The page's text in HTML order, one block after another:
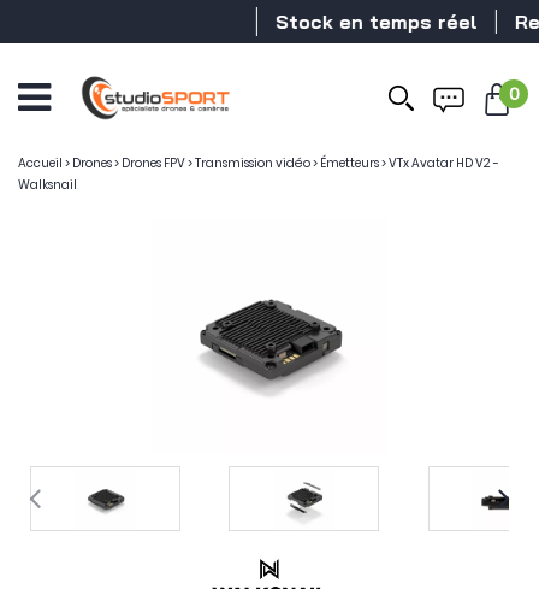
Stock en temps réel
0
Accueil > Drones> Drones FPV>Transmission vidéo> Émetteurs>VTx Avatar HD V2 -
Walksnail